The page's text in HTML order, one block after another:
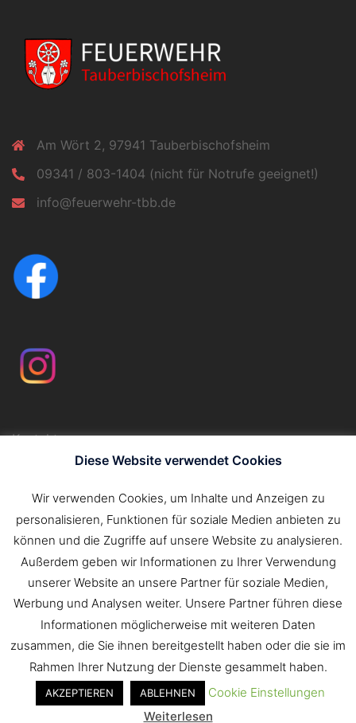
Am Wört 2, 97941 Tauberbischofsheim
09341 / 803-1404 (nicht für Notrufe geeignet!)
info@feuerwehr-tbb.de
Kontakt
Impressum
© 2026 Freiwillige Feuerwehr Tauberbischofsheim.
Diese Website verwendet Cookies
Wir verwenden Cookies, um Inhalte und Anzeigen zu
personalisieren, Funktionen für soziale Medien anbieten zu
können und die Zugriffe auf unsere Website zu analysieren.
Außerdem geben wir Informationen zu Ihrer Verwendung
unserer Website an unsere Partner für soziale Medien,
Werbung und Analysen weiter. Unsere Partner führen diese
Informationen möglicherweise mit weiteren Daten
zusammen, die Sie ihnen bereitgestellt haben oder die sie im
Rahmen Ihrer Nutzung der Dienste gesammelt haben.
AKZEPTIEREN ABLEHNEN
Cookie Einstellungen
Weiterlesen